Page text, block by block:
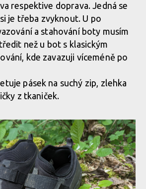
je výrazná, schytala na obou botách dost
je výrazná, schytala na obou botách dost
je výrazná, schytala na obou botách dost
je výrazná, schytala na obou botách dost
je výrazná, schytala na obou botách dost
respektive doprava. Jedná se
je třeba zvyknout. U po
a stahování boty musím
než u bot s klasickým
kde zavazuji víceméně po
pásek na suchý zip, zlehka
z tkaniček.